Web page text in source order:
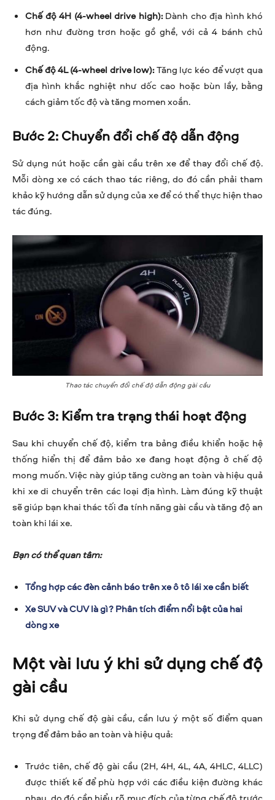
Chế độ 4H (4-wheel drive high):Dành cho địa hình khó
hơn như đường trơn hoặc gồ ghề, với cả 4 bánh chủ
động.
Chế độ 4L (4-wheel drive low):Tăng lực kéo để vượt qua
địa hình khắc nghiệt như dốc cao hoặc bùn lầy, bằng
cách giảm tốc độ và tăng momen xoắn.
Bước 2: Chuyển đổi chế độ dẫn động
Sử dụng nút hoặc cần gài cầu trên xe để thay đổi chế độ.
Mỗi dòng xe có cách thao tác riêng, do đó cần phải tham
khảo kỹ hướng dẫn sử dụng của xe để có thể thực hiện thao
tác đúng.
Thao tác chuyển đổi chế độ dẫn động gài cầu
Bước 3: Kiểm tra trạng thái hoạt động
Sau khi chuyển chế độ, kiểm tra bảng điều khiển hoặc hệ
thống hiển thị để đảm bảo xe đang hoạt động ở chế độ
mong muốn. Việc này giúp tăng cường an toàn và hiệu quả
khi xe di chuyển trên các loại địa hình. Làm đúng kỹ thuật
sẽ giúp bạn khai thác tối đa tính năng gài cầu và tăng độ an
toàn khi lái xe.
Bạn có thể quan tâm:
Tổng hợp các đèn cảnh báo trên xe ô tô lái xe cần biết
Xe SUV và CUV là gì? Phân tích điểm nổi bật của hai
dòng xe
Một vài lưu ý khi sử dụng chế độ
gài cầu
Khi sử dụng chế độ gài cầu, cần lưu ý một số điểm quan
trọng để đảm bảo an toàn và hiệu quả:
Trước tiên, chế độ gài cầu (2H, 4H, 4L, 4A, 4HLC, 4LLC)
được thiết kế để phù hợp với các điều kiện đường khác